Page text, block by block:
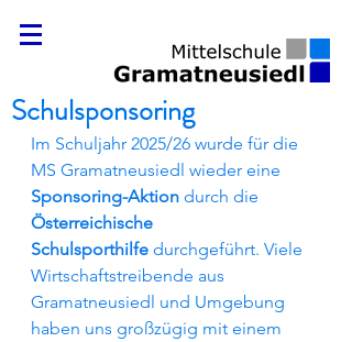
Schulsponsoring
Im Schuljahr 2025/26 wurde für die
MS Gramatneusiedl wieder eine
Sponsoring-Aktion durch die
Österreichische
Schulsporthilfe durchgeführt. Viele
Wirtschaftstreibende aus
Gramatneusiedl und Umgebung
haben uns großzügig mit einem